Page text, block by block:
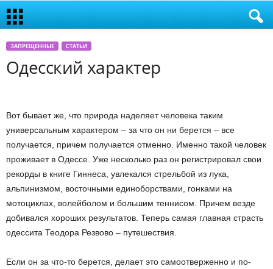
ЗАПРЕЩЕННЫЕ СТАТЬИ
Одесский характер
Вот бывает же, что природа наделяет человека таким
универсальным характером – за что он ни берется – все
получается, причем получается отменно. Именно такой человек
проживает в Одессе. Уже несколько раз он регистрировал свои
рекорды в книге Гиннеса, увлекался стрельбой из лука,
альпинизмом, восточными единоборствами, гонками на
мотоциклах, волейболом и большим теннисом. Причем везде
добивался хороших результатов. Теперь самая главная страсть
одессита Теодора Резвово – путешествия.
Если он за что-то берется, делает это самоотверженно и по-